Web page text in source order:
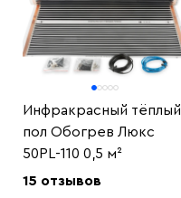
Инфракрасный тёплый
пол Обогрев Люкс
50PL-110 0,5 м²
15 отзывов